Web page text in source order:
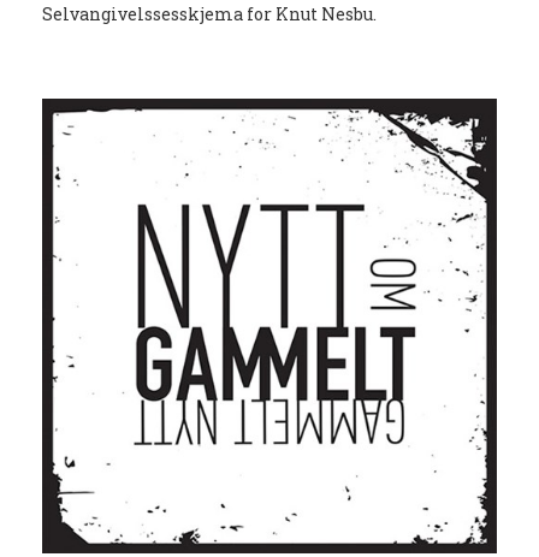
Selvangivelssesskjema for Knut Nesbu.